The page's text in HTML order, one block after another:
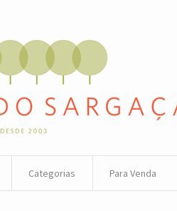
Categorias Para Venda